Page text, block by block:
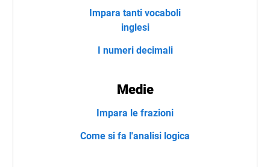
Impara tanti vocaboli
inglesi
I numeri decimali
Medie
Impara le frazioni
Come si fa l'analisi logica